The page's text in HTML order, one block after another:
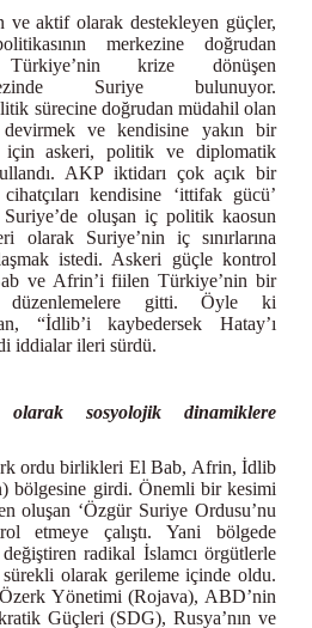
ve aktif olarak destekleyen güçler,
merkezine doğrudan
krize dönüşen
Suriye bulunuyor.
sürecine doğrudan müdahil olan
ve kendisine yakın bir
için askeri, politik ve diplomatik
AKP iktidarı çok açık bir
kendisine ‘ittifak gücü’
oluşan iç politik kaosun
olarak Suriye’nin iç sınırlarına
istedi. Askeri güçle kontrol
ve Afrin’i fiilen Türkiye’nin bir
gitti. Öyle ki
“İdlib’i kaybedersek Hatay’ı
iddialar ileri sürdü.
sosyolojik dinamiklere
ordu birlikleri El Bab, Afrin, İdlib
bölgesine girdi. Önemli bir kesimi
oluşan ‘Özgür Suriye Ordusu’nu
etmeye çalıştı. Yani bölgede
radikal İslamcı örgütlerle
olarak gerileme içinde oldu.
Yönetimi (Rojava), ABD’nin
Güçleri (SDG), Rusya’nın ve